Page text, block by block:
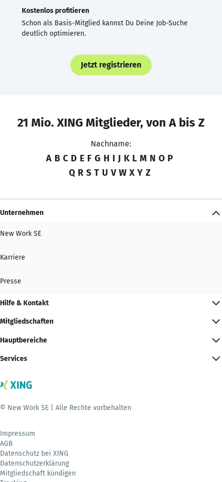
Kostenlos profitieren
Schon als Basis-Mitglied kannst Du Deine Job-Suche
deutlich optimieren.
Jetzt registrieren
21 Mio. XING Mitglieder, von A bis Z
Nachname:
A B C D E F G H I J K L M N O P
Q R S T U V W X Y Z
Unternehmen
New Work SE
Karriere
Presse
Hilfe & Kontakt
Mitgliedschaften
Hauptbereiche
Services
© New Work SE | Alle Rechte vorbehalten
Impressum
AGB
Datenschutz bei XING
Datenschutzerklärung
Mitgliedschaft kündigen